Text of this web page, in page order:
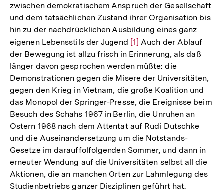
zwischen demokratischem Anspruch der Gesellschaft
und dem tatsächlichen Zustand ihrer Organisation bis
hin zu der nachdrücklichen Ausbildung eines ganz
eigenen Lebensstils der Jugend Zur
Auflösung
der
Fußnote
[1] Auch der Ablauf
der Bewegung ist allzu frisch in Erinnerung, als daß
länger davon gesprochen werden müßte: die
Demonstrationen gegen die Misere der Universitäten,
gegen den Krieg in Vietnam, die große Koalition und
das Monopol der Springer-Presse, die Ereignisse beim
Besuch des Schahs 1967 in Berlin, die Unruhen an
Ostern 1968 nach dem Attentat auf Rudi Dutschke
und die Auseinandersetzung um die Notstands-
Gesetze im darauffolfolgenden Sommer, und dann in
erneuter Wendung auf die Universitäten selbst all die
Aktionen, die an manchen Orten zur Lahmlegung des
Studienbetriebs ganzer Disziplinen geführt hat.